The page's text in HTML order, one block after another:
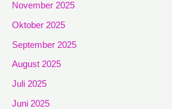
November 2025
Oktober 2025
September 2025
August 2025
Juli 2025
Juni 2025